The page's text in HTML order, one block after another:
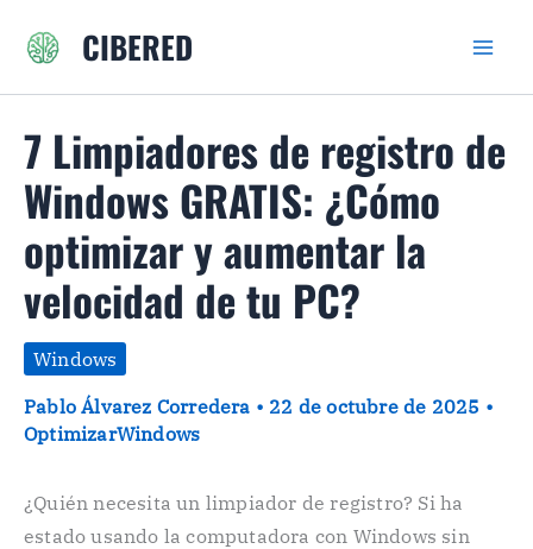
CIBERED
7 Limpiadores de registro de
Windows GRATIS: ¿Cómo
optimizar y aumentar la
velocidad de tu PC?
Windows
Pablo Álvarez Corredera • 22 de octubre de 2025 •
OptimizarWindows
¿Quién necesita un limpiador de registro? Si ha
estado usando la computadora con Windows sin